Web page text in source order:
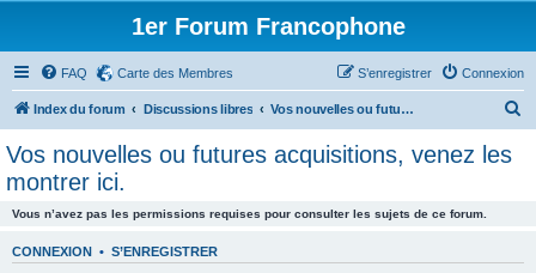
1er Forum Francophone
FAQ Carte des Membres Connexion
S’enregistrer
Index du forum Discussions libres Vos nouvelles ou futures acquisitions, venez les montrer ici.
Vos nouvelles ou futures acquisitions, venez les
montrer ici.
Vous n’avez pas les permissions requises pour consulter les sujets de ce forum.
CONNEXION • S’ENREGISTRER